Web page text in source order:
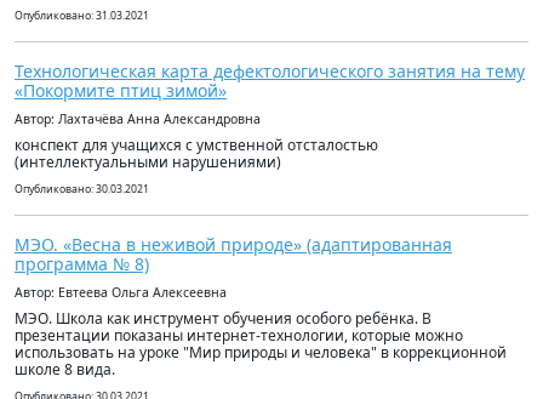
Опубликовано: 31.03.2021
Технологическая карта дефектологического занятия на тему
«Покормите птиц зимой»
Автор: Лахтачёва Анна Александровна
конспект для учащихся с умственной отсталостью
(интеллектуальными нарушениями)
Опубликовано: 30.03.2021
МЭО. «Весна в неживой природе» (адаптированная
программа № 8)
Автор: Евтеева Ольга Алексеевна
МЭО. Школа как инструмент обучения особого ребёнка. В
презентации показаны интернет-технологии, которые можно
использовать на уроке "Мир природы и человека" в коррекционной
школе 8 вида.